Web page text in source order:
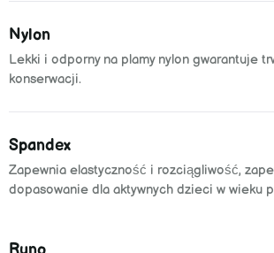
Nylon
Lekki i odporny na plamy nylon gwarantuje
konserwacji.
Spandex
Zapewnia elastyczność i rozciągliwość,
dopasowanie dla aktywnych dzieci w wieku